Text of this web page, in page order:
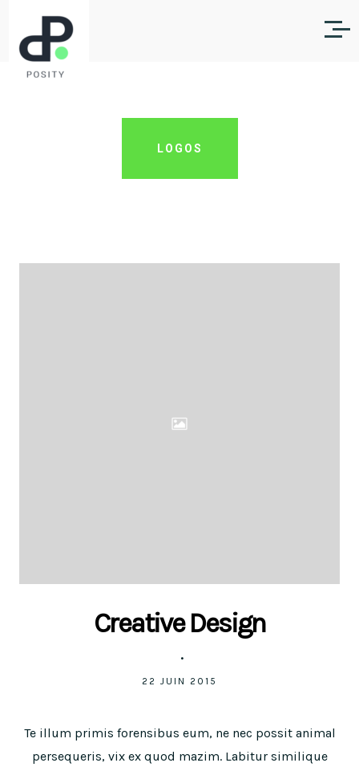
LOGOS
Creative Design
22 JUIN 2015
Te illum primis forensibus eum, ne nec possit animal
persequeris, vix ex quod mazim. Labitur similique